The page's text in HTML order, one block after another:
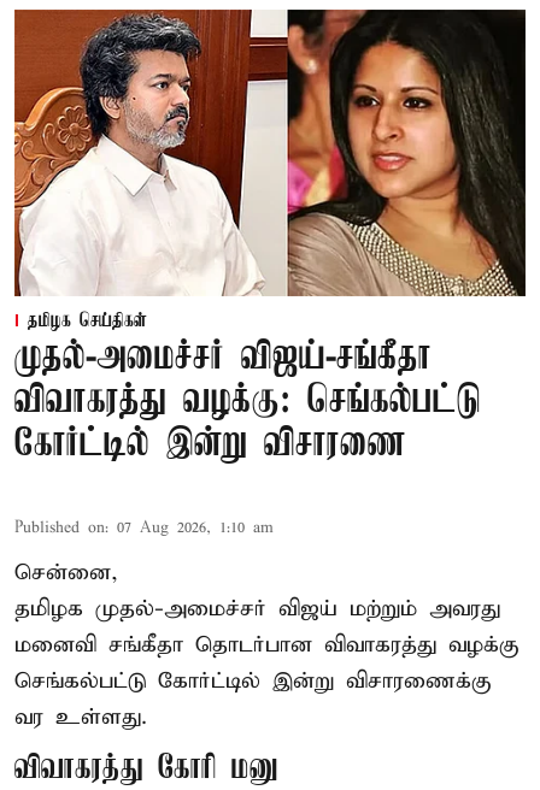
தமிழக செய்திகள்
முதல்-அமைச்சர் விஜய்-சங்கீதா
விவாகரத்து வழக்கு: செங்கல்பட்டு
கோர்ட்டில் இன்று விசாரணை
Published on: 07 Aug 2026, 1:10 am
சென்னை,
தமிழக முதல்-அமைச்சர் விஜய் மற்றும் அவரது
மனைவி சங்கீதா தொடர்பான விவாகரத்து வழக்கு
செங்கல்பட்டு கோர்ட்டில் இன்று விசாரணைக்கு
வர உள்ளது.
விவாகரத்து கோரி மனு